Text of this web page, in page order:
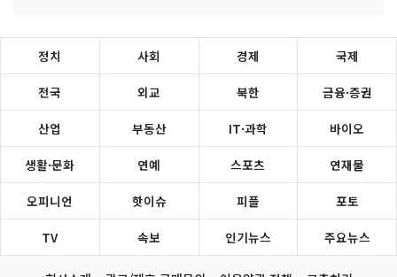
정치 사회 경제 국제
전국 외교 북한 금융·증권
산업 부동산 IT·과학 바이오
생활·문화 연예 스포츠 연재물
오피니언 핫이슈 피플 포토
TV 속보 인기뉴스 주요뉴스